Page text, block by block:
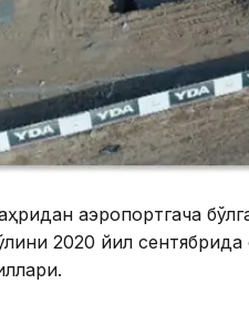
аэропортгача
2020 йил